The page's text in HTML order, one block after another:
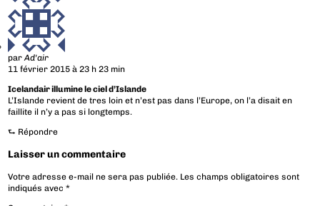
parAd'air
11 février 2015 à 23 h 23 min
Icelandair illumine le ciel d’Islande
L’Islande revient de tres loin et n’est pas dans l’Europe, on l’a disait en
faillite il n’y a pas si longtemps.
⮑ Répondre
Laisser un commentaire
Votre adresse e-mail ne sera pas publiée. Les champs obligatoires sont
indiqués avec*